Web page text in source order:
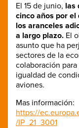
El 15 de junio, las
cinco años por
los aranceles
a largo plazo. El
asunto que ha
sectores de la
colaboración
igualdad de
aviones.
Mas información:
https://
/IP_21_3001